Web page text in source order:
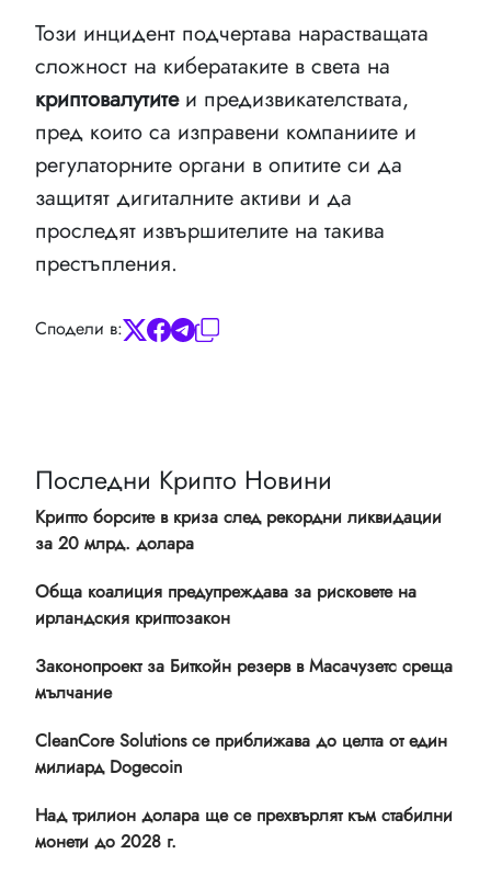
Този инцидент подчертава нарастващата
сложност на кибератаките в света на
криптовалутитеи предизвикателствата,
пред които са изправени компаниите и
регулаторните органи в опитите си да
защитят дигиталните активи и да
проследят извършителите на такива
престъпления.
Сподели в:
Последни Крипто Новини
Крипто борсите в криза след рекордни ликвидации
за 20 млрд. долара
Обща коалиция предупреждава за рисковете на
ирландския криптозакон
Законопроект за Биткойн резерв в Масачузетс среща
мълчание
CleanCore Solutions се приближава до целта от един
милиард Dogecoin
Над трилион долара ще се прехвърлят към стабилни
монети до 2028 г.